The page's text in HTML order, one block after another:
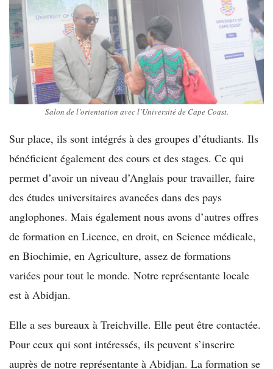
Salon de l’orientation avec l’Université de Cape Coast.
Sur place, ils sont intégrés à des groupes d’étudiants. Ils
bénéficient également des cours et des stages. Ce qui
permet d’avoir un niveau d’Anglais pour travailler, faire
des études universitaires avancées dans des pays
anglophones. Mais également nous avons d’autres offres
de formation en Licence, en droit, en Science médicale,
en Biochimie, en Agriculture, assez de formations
variées pour tout le monde. Notre représentante locale
est à Abidjan.
Elle a ses bureaux à Treichville. Elle peut être contactée.
Pour ceux qui sont intéressés, ils peuvent s’inscrire
auprès de notre représentante à Abidjan. La formation se